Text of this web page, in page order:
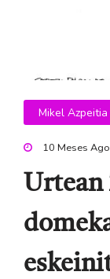
Mikel Azpeitia
10 Meses Ago
Urtean